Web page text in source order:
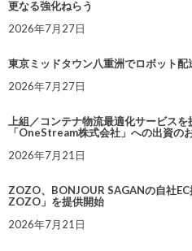
更なる強化ねらう
2026年7月27日
東京ミッドタウン八重洲でロボット
2026年7月27日
上組／コンテナ物流最適化サービス
「OneStream株式会社」への出資の
2026年7月21日
ZOZO、BONJOUR SAGANの自社
ZOZO」を提供開始
2026年7月21日